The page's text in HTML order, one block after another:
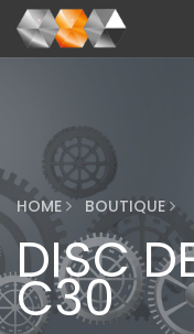
HOME BOUTIQUE
DISC
C30